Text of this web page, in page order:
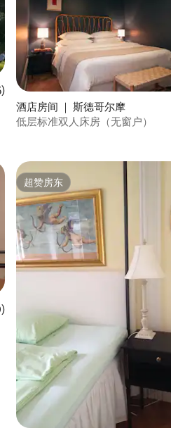
4.8 分（满分 5 分），共 15 条评价
酒店房间 ｜ 斯德哥尔摩
低层标准双人床房（无窗户）
分（满分 5 分），共 19 条评价
超赞房东
超赞房东